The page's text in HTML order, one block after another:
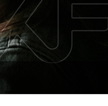
무국
재정정보공개
데이터기반행정
사업실명제